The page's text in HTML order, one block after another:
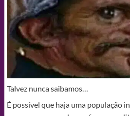
Talvez nunca saibamos…
É possível que haja uma população